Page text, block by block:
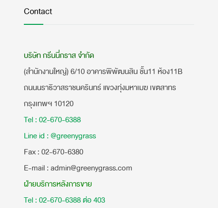
Contact
บริษัท กรีนนี่กราส จำกัด
(สำนักงานใหญ่) 6/10 อาคารพิพัฒนสิน ชั้น11 ห้อง11B
ถนนนราธิวาสราชนครินทร์ แขวงทุ่งมหาเมฆ เขตสาทร
กรุงเทพฯ 10120
Tel : 02-670-6388
Line id : @greenygrass
​Fax : 02-670-6380
E-mail : admin@greenygrass.com
ฝ่ายบริการหลังการขาย
Tel : 02-670-6388 ต่อ 403